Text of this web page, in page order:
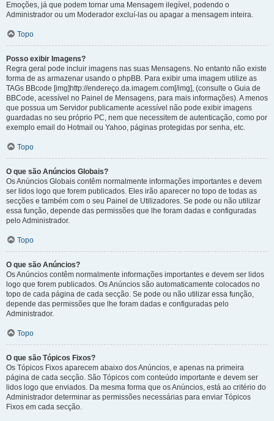
Emoções, já que podem tornar uma Mensagem ilegível, podendo o
Administrador ou um Moderador excluí-las ou apagar a mensagem inteira.
Topo
Posso exibir Imagens?
Regra geral pode incluir imagens nas suas Mensagens. No entanto não existe
forma de as armazenar usando o phpBB. Para exibir uma imagem utilize as
TAGs BBcode [img]http://endereço.da.imagem.com[/img], (consulte o Guia de
BBCode, acessível no Painel de Mensagens, para mais informações). A menos
que possua um Servidor publicamente acessível não pode exibir imagens
guardadas no seu próprio PC, nem que necessitem de autenticação, como por
exemplo email do Hotmail ou Yahoo, páginas protegidas por senha, etc.
Topo
O que são Anúncios Globais?
Os Anúncios Globais contêm normalmente informações importantes e devem
ser lidos logo que forem publicados. Eles irão aparecer no topo de todas as
secções e também com o seu Painel de Utilizadores. Se pode ou não utilizar
essa função, depende das permissões que lhe foram dadas e configuradas
pelo Administrador.
Topo
O que são Anúncios?
Os Anúncios contêm normalmente informações importantes e devem ser lidos
logo que forem publicados. Os Anúncios são automaticamente colocados no
topo de cada página de cada secção. Se pode ou não utilizar essa função,
depende das permissões que lhe foram dadas e configuradas pelo
Administrador.
Topo
O que são Tópicos Fixos?
Os Tópicos Fixos aparecem abaixo dos Anúncios, e apenas na primeira
página de cada secção. São Tópicos com conteúdo importante e devem ser
lidos logo que enviados. Da mesma forma que os Anúncios, está ao critério do
Administrador determinar as permissões necessárias para enviar Tópicos
Fixos em cada secção.